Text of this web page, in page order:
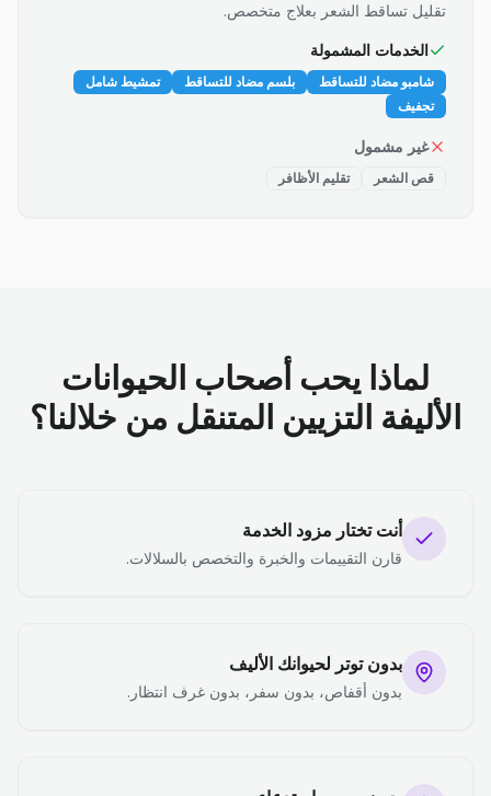
تقليل تساقط الشعر بعلاج متخصص.
الخدمات المشمولة
شامبو مضاد للتساقط بلسم مضاد للتساقط
تمشيط شامل
تجفيف
غير مشمول
قص الشعر تقليم الأظافر
لماذا يحب أصحاب الحيوانات
الأليفة التزيين المتنقل من خلالنا؟
أنت تختار مزود الخدمة
قارن التقييمات والخبرة والتخصص بالسلالات.
بدون توتر لحيوانك الأليف
بدون أقفاص، بدون سفر، بدون غرف انتظار.